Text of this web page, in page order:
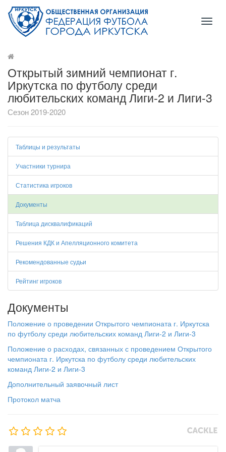
Открытый зимний чемпионат г.
Иркутска по футболу среди
любительских команд Лиги-2 и Лиги-3
Сезон 2019-2020
Таблицы и результаты
Участники турнира
Статистика игроков
Документы
Таблица дисквалификаций
Решения КДК и Апелляционного комитета
Рекомендованные судьи
Рейтинг игроков
Документы
Положение о проведении Открытого чемпионата г. Иркутска
по футболу среди любительских команд Лиги-2 и Лиги-3
Положение о расходах, связанных с проведением Открытого
чемпионата г. Иркутска по футболу среди любительских
команд Лиги-2 и Лиги-3
Дополнительный заявочный лист
Протокол матча